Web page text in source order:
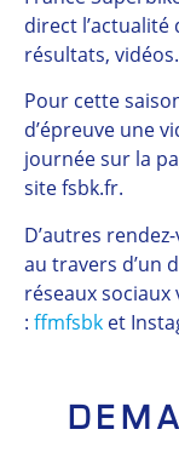
direct
résultats,
Pour cette
d’épreuve une
journée sur la
site fsbk.fr.
D’autres
au travers d’un
réseaux sociaux
: ffmfsbk et